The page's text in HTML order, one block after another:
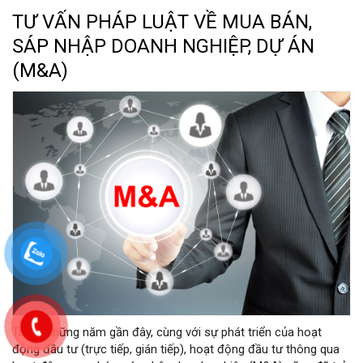
TƯ VẤN PHÁP LUẬT VỀ MUA BÁN,
SÁP NHẬP DOANH NGHIỆP, DỰ ÁN
(M&A)
Trong những năm gần đây, cùng với sự phát triển của hoạt
động đầu tư (trực tiếp, gián tiếp), hoạt động đầu tư thông qua